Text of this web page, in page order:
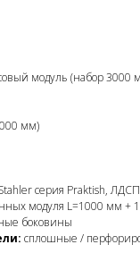
модуль (набор 3000
мм)
серия Praktish, ЛДСП
модуля L=1000 мм + 1
боковины
сплошные /